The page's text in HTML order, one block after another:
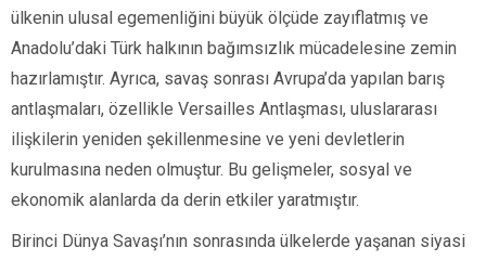
ülkenin ulusal egemenliğini büyük ölçüde zayıflatmış ve
Anadolu’daki Türk halkının bağımsızlık mücadelesine zemin
hazırlamıştır. Ayrıca, savaş sonrası Avrupa’da yapılan barış
antlaşmaları, özellikle Versailles Antlaşması, uluslararası
ilişkilerin yeniden şekillenmesine ve yeni devletlerin
kurulmasına neden olmuştur. Bu gelişmeler, sosyal ve
ekonomik alanlarda da derin etkiler yaratmıştır.
Birinci Dünya Savaşı’nın sonrasında ülkelerde yaşanan siyasi